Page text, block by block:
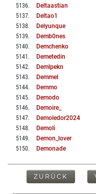
5136. Deltaastian
5137. Deltao1
5138. Delyunque
5139. Demb0nes
5140. Demchenko
5141 . Demetedin
5142. Demlpekn
5143. Demmel
5144. Demmo
5145. Demodo
5146. Demoire_
5147. Demoledor2024
5148. Demoli
5149. Demon_lover
5150. Demonade
ZURÜCK